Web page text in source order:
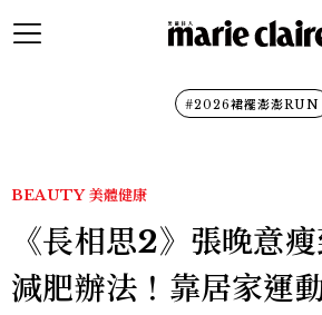
#2026裙襬澎澎RUN
BEAUTY 美體健康
《長相思2》張晚意
減肥辦法！靠居家運